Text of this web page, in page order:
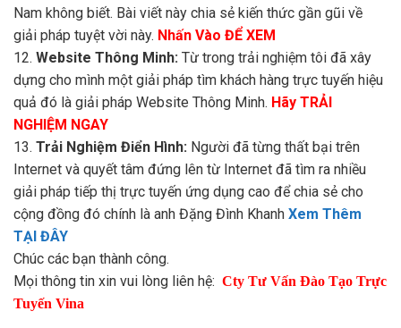
Nam không biết. Bài viết này chia sẻ kiến thức gần gũi về
giải pháp tuyệt vời này. Nhấn Vào ĐỂ XEM
12. Website Thông Minh: Từ trong trải nghiệm tôi đã xây
dựng cho mình một giải pháp tìm khách hàng trực tuyến hiệu
quả đó là giải pháp Website Thông Minh. Hãy TRẢI
NGHIỆM NGAY
13. Trải Nghiệm Điển Hình: Người đã từng thất bại trên
Internet và quyết tâm đứng lên từ Internet đã tìm ra nhiều
giải pháp tiếp thị trực tuyến ứng dụng cao để chia sẻ cho
cộng đồng đó chính là anh Đặng Đình Khanh Xem Thêm
TẠI ĐÂY
Chúc các bạn thành công.
Mọi thông tin xin vui lòng liên hệ: Cty Tư Vấn Đào Tạo Trực
Tuyến Vina